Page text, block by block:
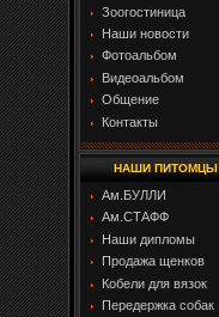
Зоогостиница
Наши новости
Фотоальбом
Видеоальбом
Общение
Контакты
НАШИ ПИТОМЦЫ
Ам.БУЛЛИ
Ам.СТАФФ
Наши дипломы
Продажа щенков
Кобели для вязок
Передержка собак